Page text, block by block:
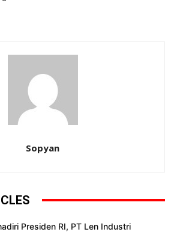
Sopyan
Presiden RI, PT Len Industri